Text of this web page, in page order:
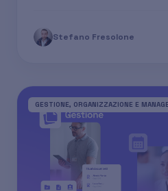
Stefano Fresolone
GESTIONE, ORGANIZZAZIONE E